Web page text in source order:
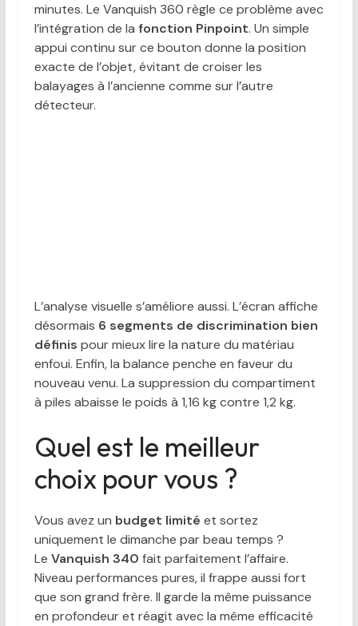
minutes. Le Vanquish 360 règle ce problème avec
l’intégration de la fonction Pinpoint. Un simple
appui continu sur ce bouton donne la position
exacte de l’objet, évitant de croiser les
balayages à l’ancienne comme sur l’autre
détecteur.
L’analyse visuelle s’améliore aussi. L’écran affiche
désormais 6 segments de discrimination bien
définis pour mieux lire la nature du matériau
enfoui. Enfin, la balance penche en faveur du
nouveau venu. La suppression du compartiment
à piles abaisse le poids à 1,16 kg contre 1,2 kg.
Quel est le meilleur
choix pour vous ?
Vous avez un budget limité et sortez
uniquement le dimanche par beau temps ?
Le Vanquish 340 fait parfaitement l’affaire.
Niveau performances pures, il frappe aussi fort
que son grand frère. Il garde la même puissance
en profondeur et réagit avec la même efficacité